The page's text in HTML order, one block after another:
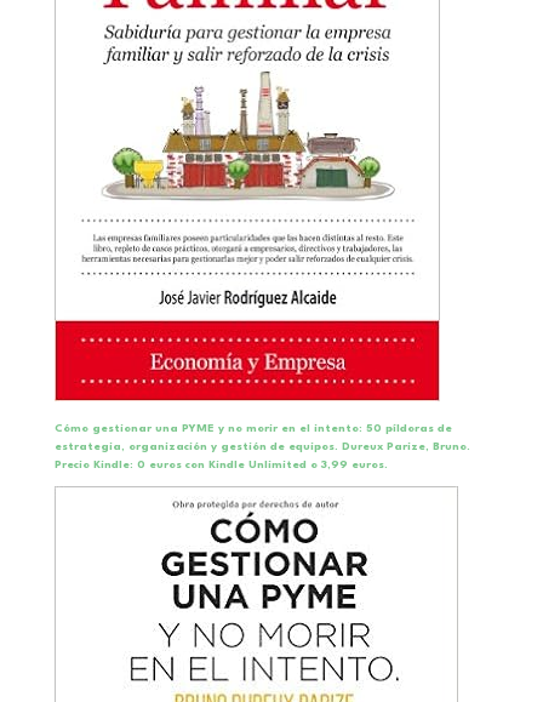
Cómo gestionar una PYME y no morir en el intento: 50 píldoras de
estrategia, organización y gestión de equipos.
Dureux Parize, Bruno.
Precio Kindle: 0 euros con Kindle Unlimited o 3,99 euros.